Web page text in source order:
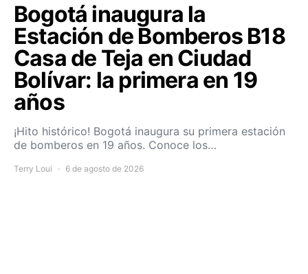
Bogotá inaugura la
Estación de Bomberos B18
Casa de Teja en Ciudad
Bolívar: la primera en 19
años
¡Hito histórico! Bogotá inaugura su primera estación
de bomberos en 19 años. Conoce los…
Terry Loui 6 de agosto de 2026